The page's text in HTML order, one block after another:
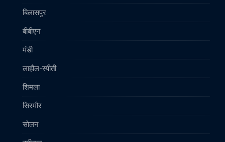
बिलासपुर
बीबीएन
मंडी
लाहौल-स्पीती
शिमला
सिरमौर
सोलन